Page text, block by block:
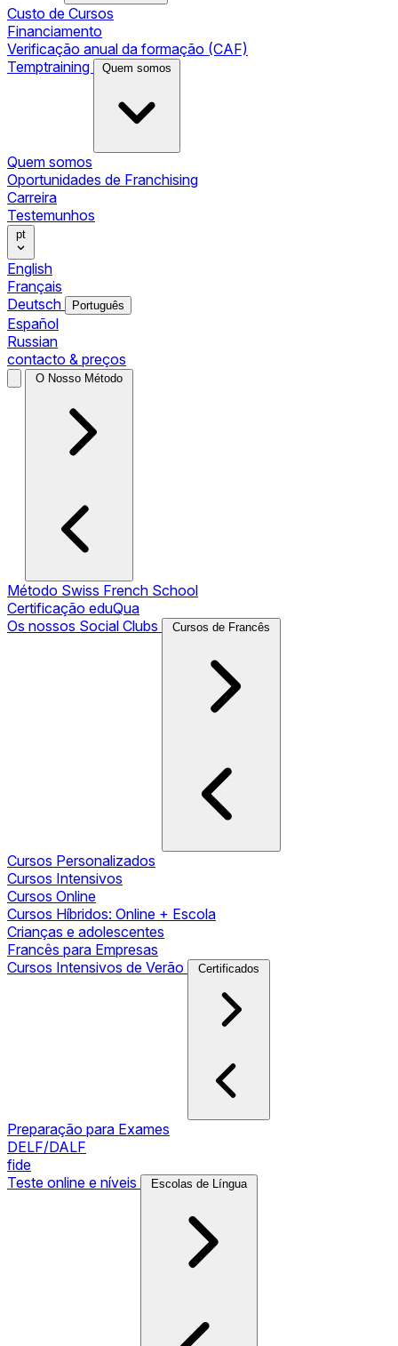
Custo de Cursos
Financiamento
Verificação anual da formação (CAF)
Temptraining
Quem somos
Quem somos
Oportunidades de Franchising
Carreira
Testemunhos
pt
English
Français
Deutsch
Português
Español
Russian
contacto & preços
O Nosso Método
Método Swiss French School
Certificação eduQua
Os nossos Social Clubs
Cursos de Francês
Cursos Personalizados
Cursos Intensivos
Cursos Online
Cursos Híbridos: Online + Escola
Crianças e adolescentes
Francês para Empresas
Cursos Intensivos de Verão
Certificados
Preparação para Exames
DELF/DALF
fide
Teste online e níveis
Escolas de Língua